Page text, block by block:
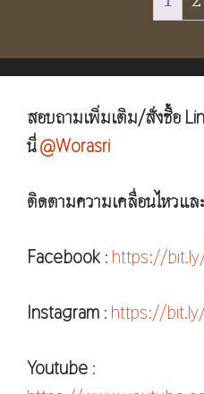
สอบถามเพิ่มเติม/สั่งซื้อ
นี่@Worasri
ติดตามความเคลื่อนไหวแล
Facebook : https://
Instagram : https://
Youtube :